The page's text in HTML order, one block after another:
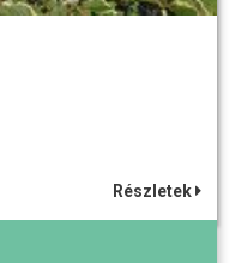
Részletek